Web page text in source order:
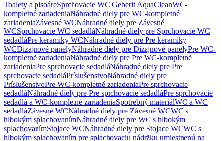
Toalety a pisoáreSprchovacie WC Geberit AquaCleanWC-
kompletné zariadeniaNáhradné diely pre WC-kompletné
zariadeniaZávesné WCNáhradné diely pre Závesné
WCSprchovacie WC sedadláNáhradné diely pre Sprchovacie WC
sedadláPre keramiky WCNáhradné diely pre Pre keramiky
WCDizajnové panelyNáhradné diely pre Dizajnové panelyPre WC-
kompletné zariadeniaNáhradné diely pre Pre WC-kompletné
zariadeniaPre sprchovacie sedadláNáhradné diely pre Pre
sprchovacie sedadláPríslušenstvoNáhradné diely pre
PríslušenstvoPre WC-kompletné zariadeniaPre sprchovacie
sedadláNáhradné diely pre Pre sprchovacie sedadláPre sprchovacie
sedadlá a WC-kompletné zariadeniaSpotrebný materiálWC a WC
sedadláZávesné WCNáhradné diely pre Závesné WCWC s
hlbokým splachovanímNáhradné diely pre WC s hlbokým
splachovanímStojace WCNáhradné diely pre Stojace WCWC s
hlbokým splachovaním pre splachovaciu nádržku umiestnenú na